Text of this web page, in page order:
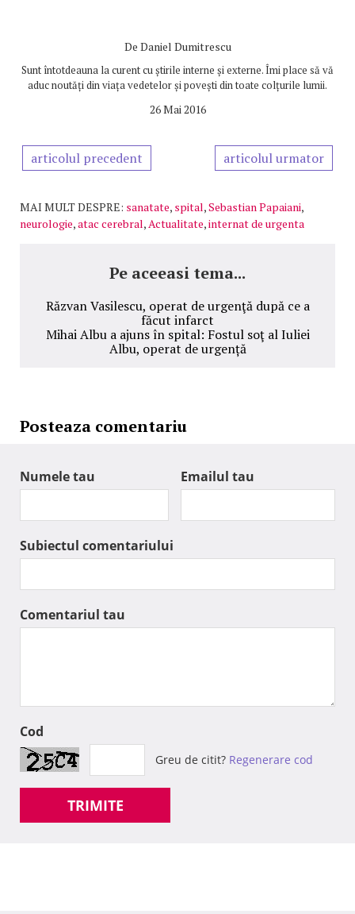
De Daniel Dumitrescu
Sunt întotdeauna la curent cu știrile interne și externe. Îmi place să vă
aduc noutăți din viața vedetelor și povești din toate colțurile lumii.
26 Mai 2016
articolul precedent articolul urmator
MAI MULT DESPRE: sanatate, spital,Sebastian Papaiani,
neurologie,atac cerebral,Actualitate,internat de urgenta
Pe aceeasi tema...
Răzvan Vasilescu, operat de urgenţă după ce a
făcut infarct
Mihai Albu a ajuns în spital: Fostul soţ al Iuliei
Albu, operat de urgență
Posteaza comentariu
Numele tau Emailul tau
Subiectul comentariului
Comentariul tau
Cod
Greu de citit? Regenerare cod
TRIMITE